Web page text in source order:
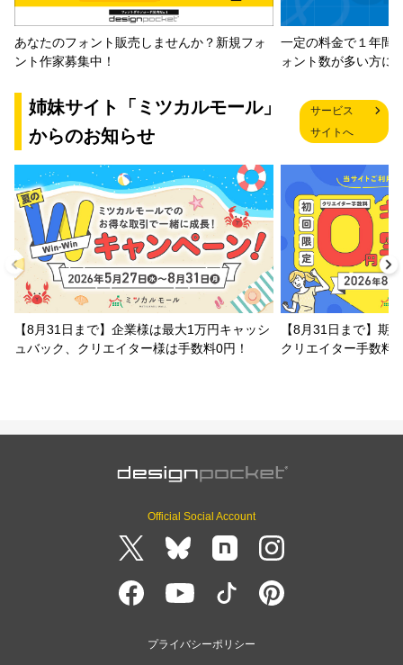
ポルA体W1
ミックスプラスM3
ミックスプラスM5
ミックスプラスM7
ミックスプラスM10
ミックスプラスS1
あなたのフォント販売しませんか？新規フォ
ント作家募集中！
一定の料金で１年間
ォント数が多い方に
姉妹サイト「ミツカルモール」
からのお知らせ
サービス
サイトへ
【8月31日まで】企業様は最大1万円キャッシ
ュバック、クリエイター様は手数料0円！
【8月31日まで】期
クリエイター手数料
Official Social Account
プライバシーポリシー